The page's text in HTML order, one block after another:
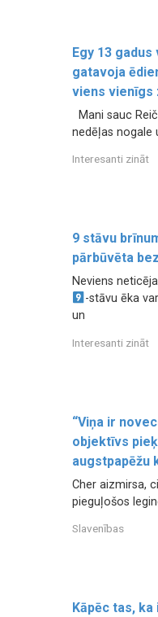
Egy 13
gatavoja
viens vienīgs
Mani sauc
nedēļas nogale
Interesanti zināt
9 stāvu
pārbūvēta
Neviens
-stāvu ēka
un
Interesanti zināt
“Viņa ir
objektīvs
augstpapēžu
Cher aizmirsa,
pieguļošos
Slavenības
Kāpēc tas,